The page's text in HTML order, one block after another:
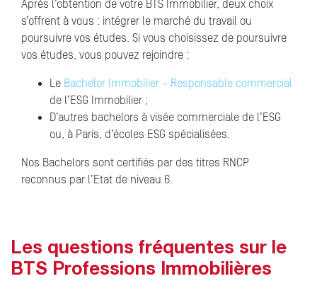
Après l’obtention de votre BTS Immobilier, deux choix
s’offrent à vous : intégrer le marché du travail ou
poursuivre vos études. Si vous choisissez de poursuivre
vos études, vous pouvez rejoindre :
Le Bachelor Immobilier – Responsable commercial
de l’ESG Immobilier ;
D’autres bachelors à visée commerciale de l’ESG
ou, à Paris, d’écoles ESG spécialisées.
Nos Bachelors sont certifiés par des titres RNCP
reconnus par l’Etat de niveau 6.
Les questions fréquentes sur le
BTS Professions Immobilières